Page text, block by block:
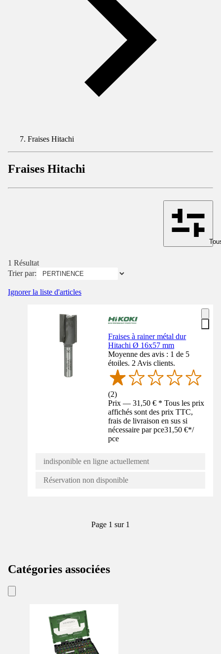
Fraises Hitachi
Fraises Hitachi
1 Résultat
Trier par:
Ignorer la liste d'articles
Fraises à rainer métal dur
Hitachi Ø 16x57 mm
Moyenne des avis : 1 de 5
étoiles. 2 Avis clients.
(2)
Prix — 31,50 € * Tous les prix
affichés sont des prix TTC,
frais de livraison en sus si
nécessaire par pce31,50 €*/
pce
indisponible en ligne actuellement
Réservation non disponible
Page 1 sur 1
Catégories associées